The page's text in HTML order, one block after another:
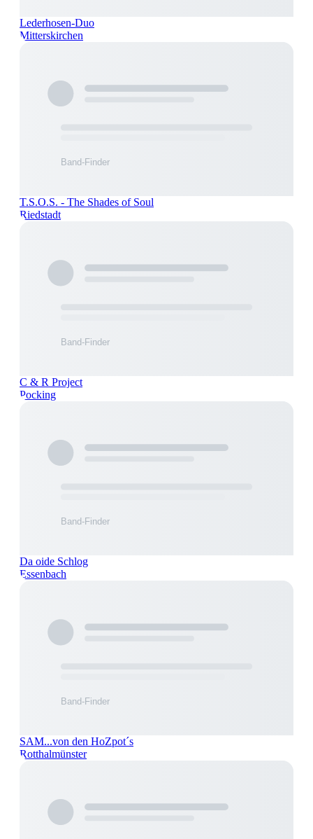
Lederhosen-Duo
Mitterskirchen
T.S.O.S. - The Shades of Soul
Riedstadt
C & R Project
Pocking
Da oide Schlog
Essenbach
SAM...von den HoZpot´s
Rotthalmünster